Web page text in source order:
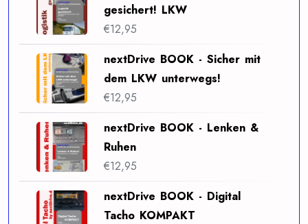
gesichert! LKW
€12,95
nextDrive BOOK - Sicher mit
dem LKW unterwegs!
€12,95
nextDrive BOOK - Lenken &
Ruhen
€12,95
nextDrive BOOK - Digital
Tacho KOMPAKT